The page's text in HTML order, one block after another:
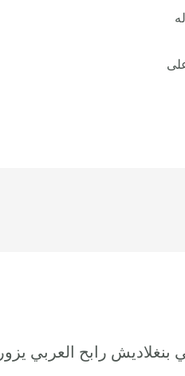
بنغلاديش رابح العربي